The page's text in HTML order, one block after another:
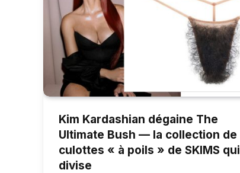
Kim Kardashian dégaine The
Ultimate Bush — la collection de
culottes « à poils » de SKIMS qui
divise